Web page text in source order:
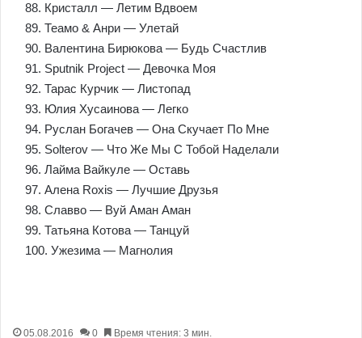
88. Кристалл — Летим Вдвоем
89. Теамо & Анри — Улетай
90. Валентина Бирюкова — Будь Счастлив
91. Sputnik Project — Девочка Моя
92. Тарас Курчик — Листопад
93. Юлия Хусаинова — Легко
94. Руслан Богачев — Она Скучает По Мне
95. Solterov — Что Же Мы С Тобой Наделали
96. Лайма Вайкуле — Оставь
97. Алена Roxis — Лучшие Друзья
98. Славво — Вуй Аман Аман
99. Татьяна Котова — Танцуй
100. Ужезима — Магнолия
05.08.2016 0 Время чтения: 3 мин.